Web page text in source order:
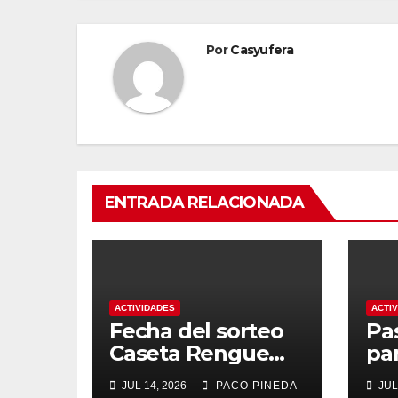
PorCasyufera
ENTRADA RELACIONADA
ACTIVIDADES
Fecha del sorteo
Caseta Rengue
Feria de Málaga
JUL 14, 2026 PACO PINEDA